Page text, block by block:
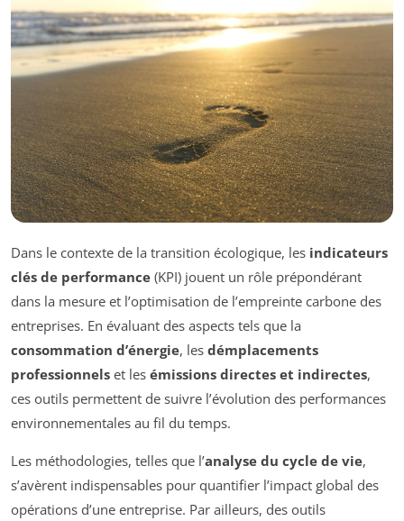
Dans le contexte de la transition écologique, les indicateurs
clés de performance (KPI) jouent un rôle prépondérant
dans la mesure et l’optimisation de l’empreinte carbone des
entreprises. En évaluant des aspects tels que la
consommation d’énergie, les démplacements
professionnels et les émissions directes et indirectes,
ces outils permettent de suivre l’évolution des performances
environnementales au fil du temps.
Les méthodologies, telles que l’analyse du cycle de vie,
s’avèrent indispensables pour quantifier l’impact global des
opérations d’une entreprise. Par ailleurs, des outils